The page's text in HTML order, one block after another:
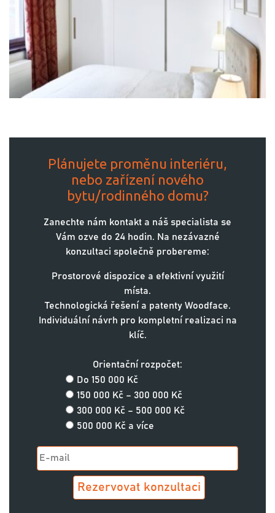
Plánujete proměnu interiéru,
nebo zařízení nového
bytu/rodinného domu?
Zanechte nám kontakt a náš specialista se
Vám ozve do 24 hodin. Na nezávazné
konzultaci společně probereme:
Prostorové dispozice a efektivní využití
místa.
Technologická řešení a patenty Woodface.
Individuální návrh pro kompletní realizaci na
klíč.
Orientační rozpočet:
Do 150 000 Kč
150 000 Kč – 300 000 Kč
300 000 Kč – 500 000 Kč
500 000 Kč a více